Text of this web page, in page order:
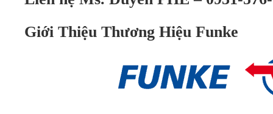
Giới Thiệu Thương Hiệu Funke